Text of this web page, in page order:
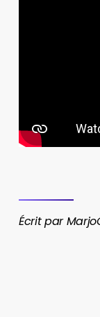
Écrit par